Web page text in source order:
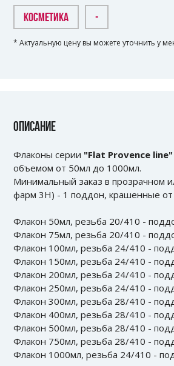
КОСМЕТИКА -
* Актуальную цену вы можете уточнить у
ОПИСАНИЕ
Флаконы серии "Flat Provence line"
объемом от 50мл до 1000мл.
Минимальный заказ в прозрачном
фарм 3Н) - 1 поддон, крашенные
Флакон 50мл, резьба 20/410 -
Флакон 75мл, резьба 20/410 -
Флакон 100мл, резьба 24/410 -
Флакон 150мл, резьба 24/410 -
Флакон 200мл, резьба 24/410 -
Флакон 250мл, резьба 24/410 -
Флакон 300мл, резьба 28/410 -
Флакон 400мл, резьба 28/410 -
Флакон 500мл, резьба 28/410 -
Флакон 750мл, резьба 28/410 -
Флакон 1000мл, резьба 24/410 -